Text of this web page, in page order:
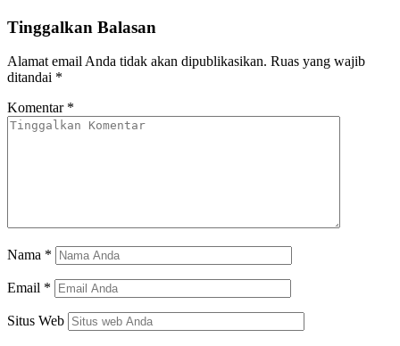
Tinggalkan Balasan
Alamat email Anda tidak akan dipublikasikan. Ruas yang wajib
ditandai *
Komentar *
Nama *
Email *
Situs Web